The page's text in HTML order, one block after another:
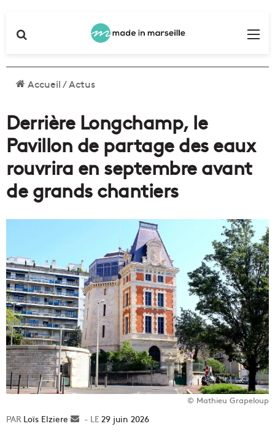
Accueil/Actus
Derrière Longchamp, le
Pavillon de partage des eaux
rouvrira en septembre avant
de grands chantiers
© Mathieu Grapeloup
Loïs Elziere
Envoyer29 juin 2026